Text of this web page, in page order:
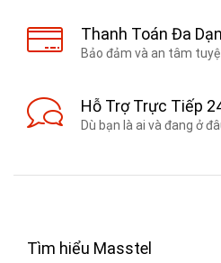
Thanh Toán Đa
Bảo đảm và an tâm
Hỗ Trợ Trực Tiếp
Dù bạn là ai và đang ở
Tìm hiểu Masstel